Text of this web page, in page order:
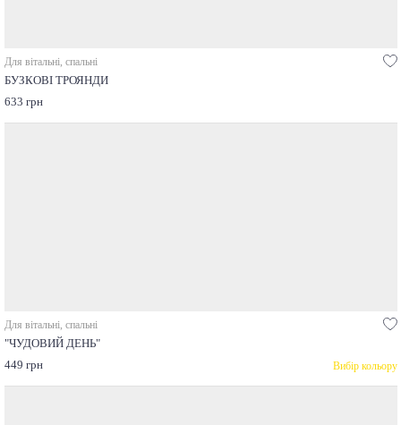
Для вітальні, спальні
БУЗКОВІ ТРОЯНДИ
633 грн
Для вітальні, спальні
"ЧУДОВИЙ ДЕНЬ"
449 грн
Вибір кольору